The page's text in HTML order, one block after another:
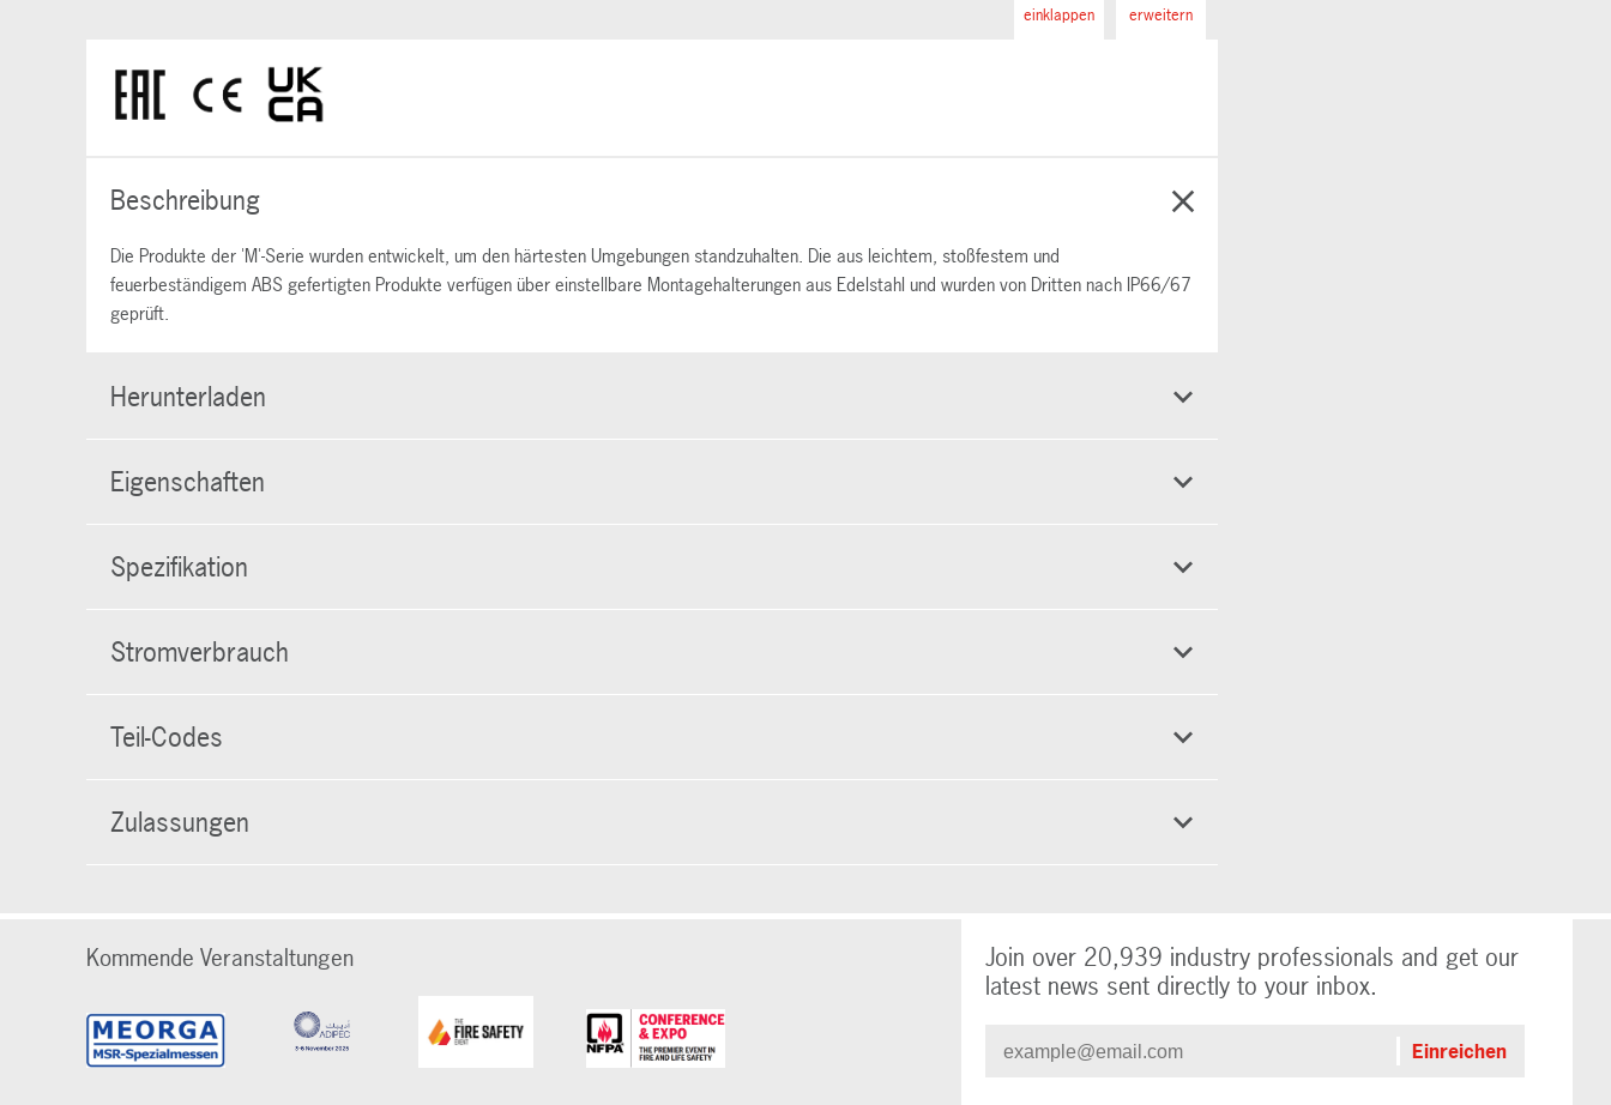
erweitern
einklappen
Beschreibung
Die Produkte der 'M'-Serie wurden entwickelt, um den härtesten Umgebungen standzuhalten. Die aus leichtem, stoßfestem und
feuerbeständigem ABS gefertigten Produkte verfügen über einstellbare Montagehalterungen aus Edelstahl und wurden von Dritten nach IP66/67
geprüft.
Herunterladen
Eigenschaften
Spezifikation
Stromverbrauch
Teil-Codes
Zulassungen
Kommende Veranstaltungen
Join over 20,939 industry professionals and get our
latest news sent directly to your inbox.